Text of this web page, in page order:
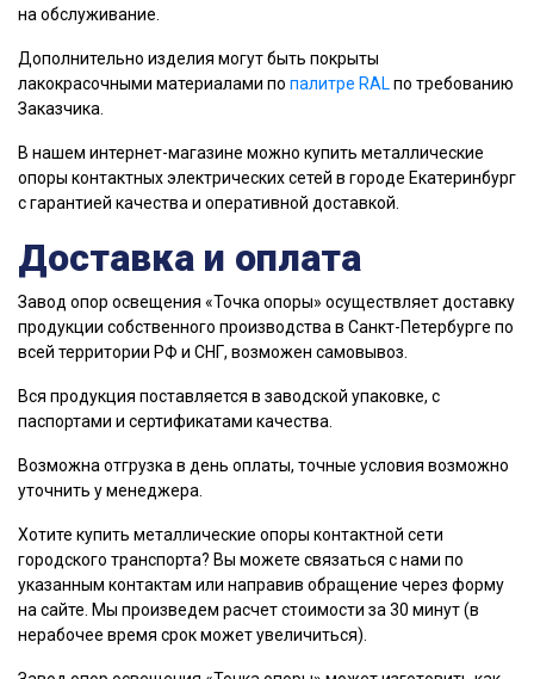
на обслуживание.
Дополнительно изделия могут быть покрыты
лакокрасочными материалами по палитре RAL по требованию
Заказчика.
В нашем интернет-магазине можно купить металлические
опоры контактных электрических сетей в городе Екатеринбург
с гарантией качества и оперативной доставкой.
Доставка и оплата
Завод опор освещения «Точка опоры» осуществляет доставку
продукции собственного производства в Санкт-Петербурге по
всей территории РФ и СНГ, возможен самовывоз.
Вся продукция поставляется в заводской упаковке, с
паспортами и сертификатами качества.
Возможна отгрузка в день оплаты, точные условия возможно
уточнить у менеджера.
Хотите купить металлические опоры контактной сети
городского транспорта? Вы можете связаться с нами по
указанным контактам или направив обращение через форму
на сайте. Мы произведем расчет стоимости за 30 минут (в
нерабочее время срок может увеличиться).